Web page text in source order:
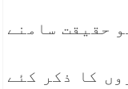
حقیقت سامنے
کا ذکر کئے